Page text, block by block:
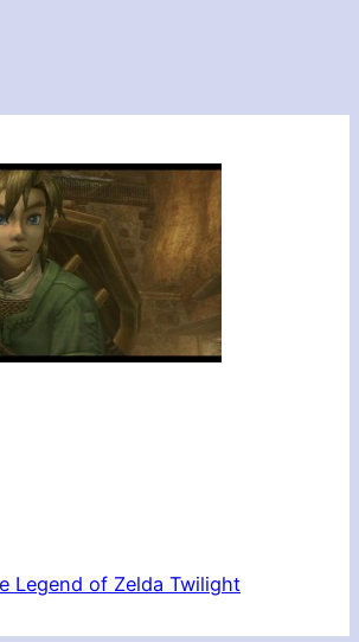
Legend of Zelda Twilight